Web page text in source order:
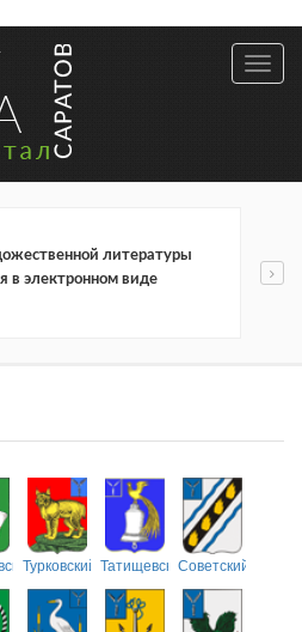
литературы
в электронном виде
Турковский ТатищевскийСоветский